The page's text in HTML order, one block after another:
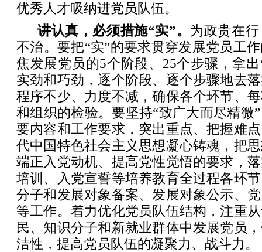
优秀人才吸纳进党员队伍。
讲认真，必须措施“实”。 为政贵在
不治。要把“实”的要求贯穿发展党员工
焦发展党员的5个阶段、25个步骤，拿
实劲和巧劲，逐个阶段、逐个步骤地去
程序不少、力度不减，确保各个环节、
和组织的检验。要坚持“致广大而尽精微
要内容和工作要求，突出重点、把握难
代中国特色社会主义思想凝心铸魂，把
端正入党动机、提高党性觉悟的要求，
培训、入党宣誓等培养教育全过程各环
分子和发展对象备案、发展对象公示、
等工作。着力优化党员队伍结构，注重
民、知识分子和新就业群体中发展党员
洁性，提高党员队伍的凝聚力、战斗力。